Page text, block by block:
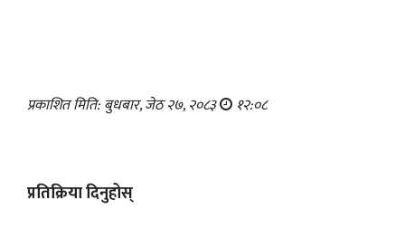
प्रकाशित मिति: बुधबार, जेठ २७, २०८३ १२:०८
प्रतिक्रिया दिनुहोस्